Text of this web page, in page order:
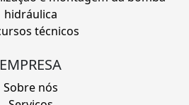
hidráulica
técnicos
EMPRESA
Sobre nós